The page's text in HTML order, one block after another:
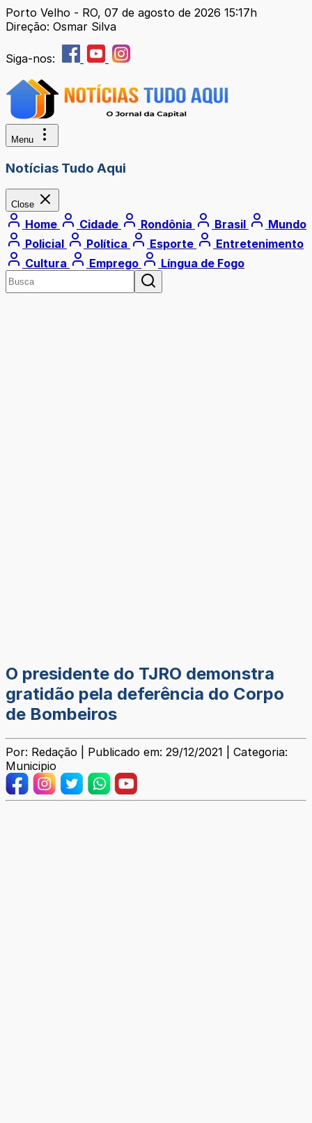
Porto Velho - RO, 07 de agosto de 2026 15:17h
Direção: Osmar Silva
Siga-nos:
Menu
Notícias Tudo Aqui
Close
Home Cidade Rondônia Brasil
Mundo
Policial
Política Esporte
Entretenimento
Cultura
Emprego Língua de Fogo
O presidente do TJRO demonstra
gratidão pela deferência do Corpo
de Bombeiros
Por: Redação | Publicado em: 29/12/2021 | Categoria:
Municipio